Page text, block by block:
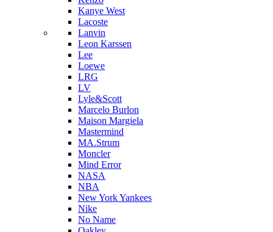
Kanye West
Lacoste
Lanvin
Leon Karssen
Lee
Loewe
LRG
LV
Lyle&Scott
Marcelo Burlon
Maison Margiela
Mastermind
MA.Strum
Moncler
Mind Error
NASA
NBA
New York Yankees
Nike
No Name